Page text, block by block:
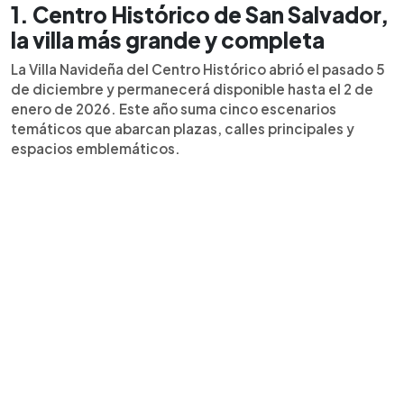
1. Centro Histórico de San Salvador,
la villa más grande y completa
La Villa Navideña del Centro Histórico abrió el pasado 5
de diciembre y permanecerá disponible hasta el 2 de
enero de 2026. Este año suma cinco escenarios
temáticos que abarcan plazas, calles principales y
espacios emblemáticos.